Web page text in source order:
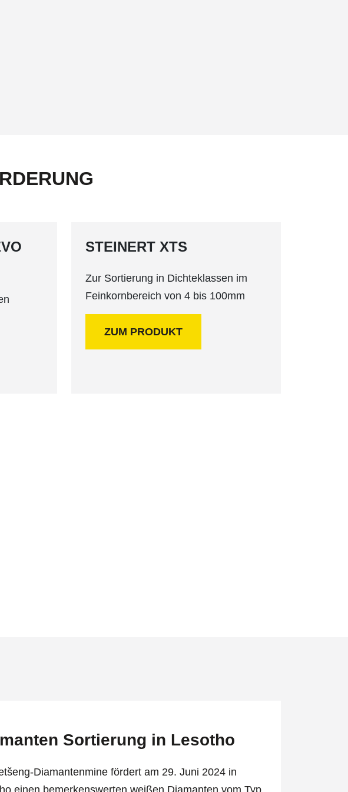
STEINERT XTS
Zur Sortierung in Dichteklassen im
Feinkornbereich von 4 bis 100mm
ZUM PRODUKT
Sortierung in Lesotho
Diamantenmine fördert am 29. Juni 2024 in
einen bemerkenswerten weißen Diamanten vom Typ